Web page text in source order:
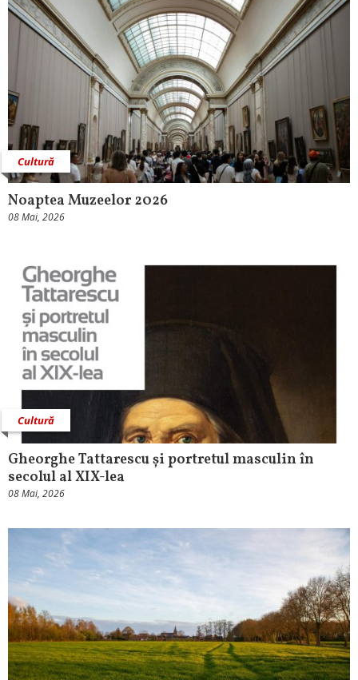
Cultură
Noaptea Muzeelor 2026
08 Mai, 2026
Cultură
Gheorghe Tattarescu și portretul masculin în
secolul al XIX-lea
08 Mai, 2026